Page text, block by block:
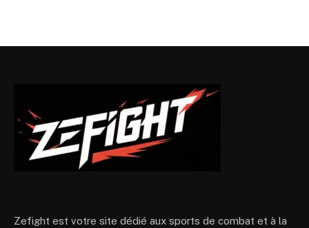
Zefight est votre site dédié aux sports de combat et à la